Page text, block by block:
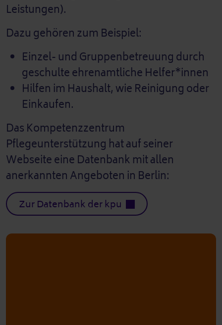
Leistungen).
Dazu gehören zum Beispiel:
Einzel- und Gruppenbetreuung durch
geschulte ehrenamtliche Helfer*innen
Hilfen im Haushalt, wie Reinigung oder
Einkaufen.
Das Kompetenzzentrum
Pflegeunterstützung hat auf seiner
Webseite eine Datenbank mit allen
anerkannten Angeboten in Berlin:
Zur Datenbank der kpu